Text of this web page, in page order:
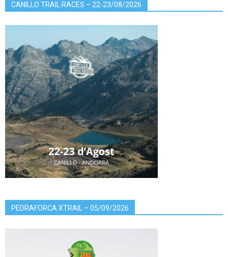
CANILLO TRAIL RACES – 22-23/08/2026
PEDRAFORCA XTRAIL – 05/09/2026